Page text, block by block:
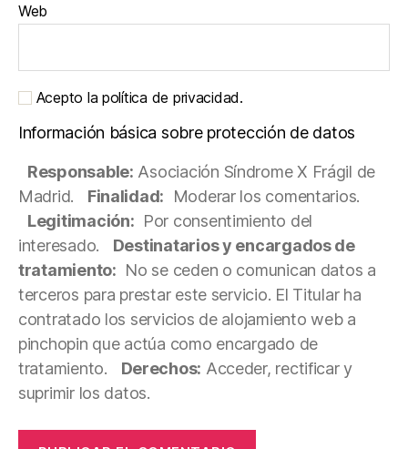
Web
Acepto la política de privacidad.
Información básica sobre protección de datos
Responsable: Asociación Síndrome X Frágil de
Madrid.
Finalidad: Moderar los comentarios.
Legitimación: Por consentimiento del
interesado.
Destinatarios y encargados de
tratamiento: No se ceden o comunican datos a
terceros para prestar este servicio. El Titular ha
contratado los servicios de alojamiento web a
pinchopin que actúa como encargado de
tratamiento.
Derechos: Acceder, rectificar y
suprimir los datos.